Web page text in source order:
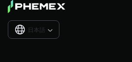
日本語 